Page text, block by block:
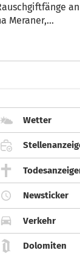
an
Meraner,
Wetter
Newsticker
Verkehr
Dolomiten